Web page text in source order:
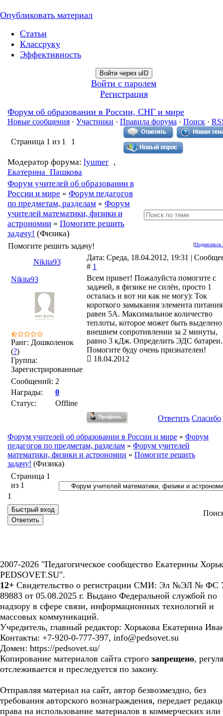
Опубликовать материал
Статьи
Классруку
Эффективность
Войти через uID
Войти с паролем
Регистрация
Форум об образовании в России, СНГ и мире
Новые сообщения · Участники · Правила форума · Поиск ·
Страница 1 из 1 1
Модератор форума: lyumer ,
Екатерина_Пашкова
Форум учителей об образовании в
России и мире » Форум педагогов
по предметам, разделам » Форум
учителей математики, физики и
астрономии » Помогите решить
задачу! (Физика)
[Подписаться
Помогите решить задачу!
Nikita93
Дата: Среда, 18.04.2012, 19:31 |
# 1
Nikita93
Ранг: Дошколенок
(?)
Группа:
Зарегистрированные
Сообщений: 2
Награды:
0
Статус:
Offline
Всем привет! Пожалуйста помогите с
задачей, в физике не силён, просто 1
осталась и вот ни как не могу): Ток
короткого замыкания элемента питания
равен 5А. Максимальное количество
теплоты, которое может быть
внешнем сопротивлении за 2 минуты,
равно 3 кДж. Определить ЭДС батареи.
Помогите буду очень признателен!
18.04.2012
Ответить Спасибо
Форум учителей об образовании в России и мире » Форум
педагогов по предметам, разделам » Форум учителей
математики, физики и астрономии » Помогите решить
задачу! (Физика)
Страница 1
из 1
1
2007-2026 "Педагогическое сообщество Екатерины
PEDSOVET.SU".
12+ Свидетельство о регистрации СМИ: Эл №ЭЛ № ФС
89883 от 05.08.2025 г. Выдано Федеральной службой по
надзору в сфере связи, информационных технологий и
массовых коммуникаций.
Учредитель, главный редактор: Хорькова Екатерина
Контакты: +7-920-0-777-397, info@pedsovet.su
Домен: https://pedsovet.su/
Копирование материалов сайта строго запрещено,
отслеживается и преследуется по закону.
Отправляя материал на сайт, автор безвозмездно, без
требования авторского вознаграждения, передает
права на использование материалов в коммерческих или